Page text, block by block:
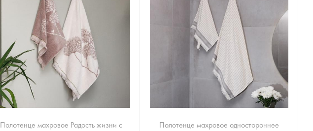
Полотенце махровое Радость жизни с
Полотенце махровое одностороннее